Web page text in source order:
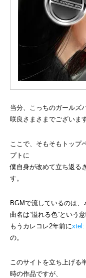
当分、こっちのガールズ
咲良さまさまでございます
ここで、そもそもトップ
プトに
僕自身が改めて立ち返る
す。
BGMで流しているのは、
曲名は”溢れる色”という意
もうカレコレ2年前にxtel:
の。
このサイトを立ち上げる
時の作品ですが、